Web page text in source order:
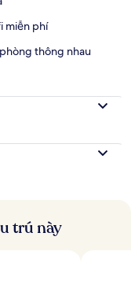
miễn phí
thông nhau
trú này